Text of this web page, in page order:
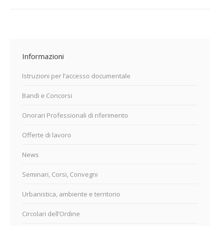
Informazioni
Istruzioni per l’accesso documentale
Bandi e Concorsi
Onorari Professionali di riferimento
Offerte di lavoro
News
Seminari, Corsi, Convegni
Urbanistica, ambiente e territorio
Circolari dell’Ordine